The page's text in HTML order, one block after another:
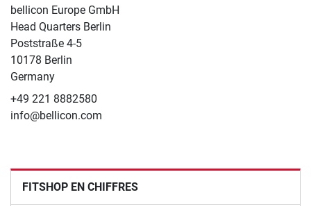
bellicon Europe GmbH
Head Quarters Berlin
Poststraße 4-5
10178 Berlin
Germany
+49 221 8882580
info@bellicon.com
FITSHOP EN CHIFFRES